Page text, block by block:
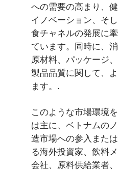
への需要の高まり、
イノベーション、そ
食チャネルの発展に
ています。同時に、
原材料、パッケージ
製品品質に関して、
ます。.
このような市場環境
は主に、ベトナムの
造市場への参入また
る海外投資家、飲料
会社、原料供給業者